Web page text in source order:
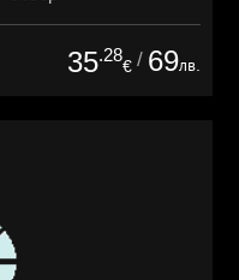
35.28
€ / 69лв.